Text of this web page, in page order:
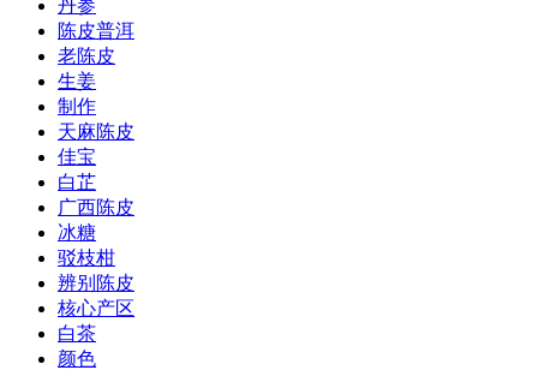
丹参
陈皮普洱
老陈皮
生姜
制作
天麻陈皮
佳宝
白芷
广西陈皮
冰糖
驳枝柑
辨别陈皮
核心产区
白茶
颜色